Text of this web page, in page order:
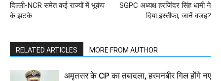
दिल्ली-NCR समेत कई राज्यों में भूकंप
के झटके
SGPC अध्यक्ष हरजिंदर सिंह धामी ने
दिया इस्तीफा, जानें वजह?
RELATED ARTICLES MORE FROM AUTHOR
अमृतसर के CP का तबादला, हरमनबीर गिल होंगे नए